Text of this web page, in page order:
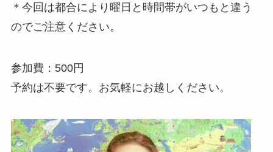
＊今回は都合により曜日と時間帯がいつもと違う
のでご注意ください。
参加費：500円
予約は不要です。お気軽にお越しください。